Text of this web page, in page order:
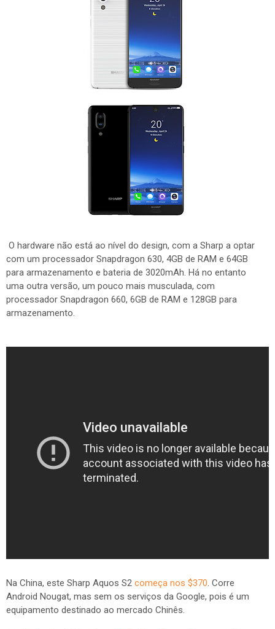
O hardware não está ao nível do design, com a Sharp a optar
com um processador Snapdragon 630, 4GB de RAM e 64GB
para armazenamento e bateria de 3020mAh. Há no entanto
uma outra versão, um pouco mais musculada, com
processador Snapdragon 660, 6GB de RAM e 128GB para
armazenamento.
Na China, este Sharp Aquos S2 começa nos $370. Corre
Android Nougat, mas sem os serviços da Google, pois é um
equipamento destinado ao mercado Chinês.